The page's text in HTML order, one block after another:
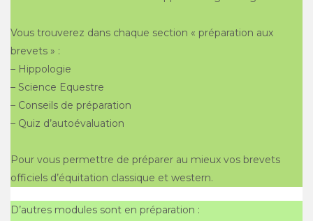
Vous trouverez dans chaque section « préparation aux
brevets » :
– Hippologie
– Science Equestre
– Conseils de préparation
– Quiz d’autoévaluation
Pour vous permettre de préparer au mieux vos brevets
officiels d’équitation classique et western.
D’autres modules sont en préparation :